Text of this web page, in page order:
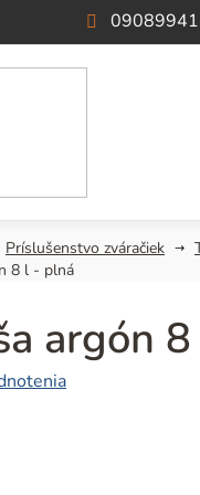
Príslušenstvo zváračiek
8 l - plná
argón